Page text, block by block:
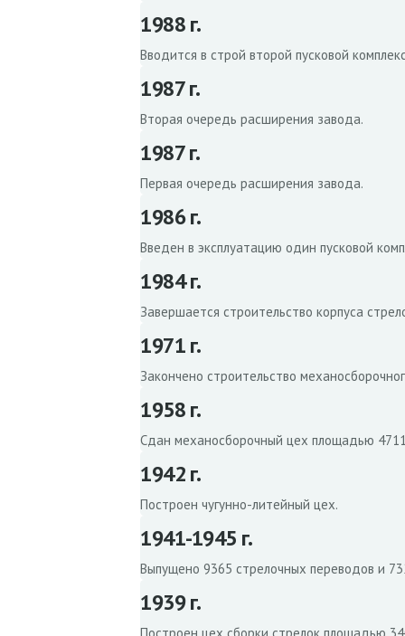
1988 г.
Вводится в строй второй пусковой
1987 г.
Вторая очередь расширения завода.
1987 г.
Первая очередь расширения завода.
1986 г.
Введен в эксплуатацию один пусковой
1984 г.
Завершается строительство корпуса
1971 г.
Закончено строительство
1958 г.
Сдан механосборочный цех площадью
1942 г.
Построен чугунно-литейный цех.
1941-1945 г.
Выпущено 9365 стрелочных переводов и
1939 г.
Построен цех сборки стрелок площадью